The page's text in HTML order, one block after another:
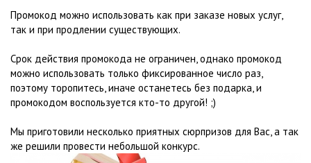
Промокод можно использовать как при заказе новых услуг,
так и при продлении существующих.
Срок действия промокода не ограничен, однако промокод
можно использовать только фиксированное число раз,
поэтому торопитесь, иначе останетесь без подарка, и
промокодом воспользуется кто-то другой! ;)
Мы приготовили несколько приятных сюрпризов для Вас, а так
же решили провести небольшой конкурс.